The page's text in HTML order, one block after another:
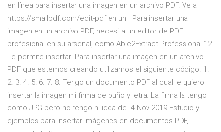
en línea para insertar una imagen en un archivo PDF. Ve a
https://smallpdf.com/edit-pdf en un Para insertar una
imagen en un archivo PDF, necesita un editor de PDF
profesional en su arsenal, como Able2Extract Professional 12.
Le permite insertar Para insertar una imagen en un archivo
PDF que estemos creando utilizamos el siguiente código. 1.
2. 3. 4. 5. 6. 7. 8. Tengo un documento PDF al cual le quiero
insertar la imagen mi firma de puño y letra. La firma la tengo
como JPG pero no tengo ni idea de 4 Nov 2019 Estudio y
ejemplos para insertar imágenes en documentos PDF,